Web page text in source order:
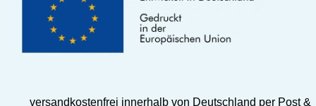
versandkostenfrei innerhalb von Deutschland per Post &